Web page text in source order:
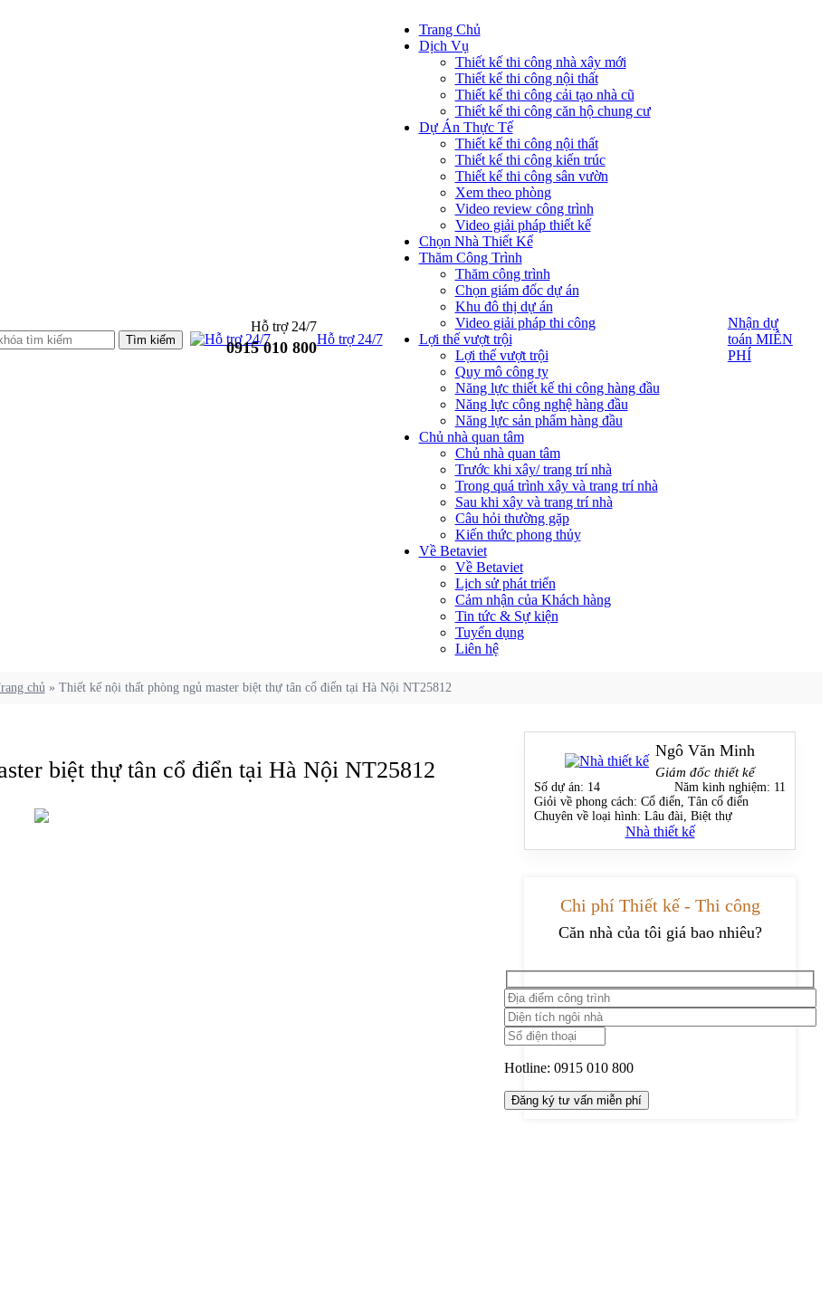
Hỗ trợ 24/7
0915 010 800Hỗ trợ 24/7
Trang Chủ
Dịch Vụ
Thiết kế thi công nhà xây mới
Thiết kế thi công nội thất
Thiết kế thi công cải tạo nhà cũ
Thiết kế thi công căn hộ chung cư
Dự Án Thực Tế
Thiết kế thi công nội thất
Thiết kế thi công kiến trúc
Thiết kế thi công sân vườn
Xem theo phòng
Video review công trình
Video giải pháp thiết kế
Chọn Nhà Thiết Kế
Thăm Công Trình
Thăm công trình
Chọn giám đốc dự án
Khu đô thị dự án
Video giải pháp thi công
Lợi thế vượt trội
Lợi thế vượt trội
Quy mô công ty
Năng lực thiết kế thi công hàng đầu
Năng lực công nghệ hàng đầu
Năng lực sản phẩm hàng đầu
Chủ nhà quan tâm
Chủ nhà quan tâm
Trước khi xây/ trang trí nhà
Trong quá trình xây và trang trí nhà
Sau khi xây và trang trí nhà
Câu hỏi thường gặp
Kiến thức phong thủy
Về Betaviet
Về Betaviet
Lịch sử phát triển
Cảm nhận của Khách hàng
Tin tức & Sự kiện
Tuyển dụng
Liên hệ
Nhận dự
toán MIỄN
PHÍ
chủ» Thiết kế nội thất phòng ngủ master biệt thự tân cổ điển tại Hà Nội NT25812
biệt thự tân cổ điển tại Hà Nội NT25812
Ngô Văn Minh
Giám đốc thiết kế
Số dự án: 14 Năm kinh nghiệm: 11
Giỏi về phong cách: Cổ điển, Tân cổ điển
Chuyên về loại hình: Lâu đài, Biệt thự
Nhà thiết kế
Chi phí Thiết kế - Thi công
Căn nhà của tôi giá bao nhiêu?
Hotline: 0915 010 800